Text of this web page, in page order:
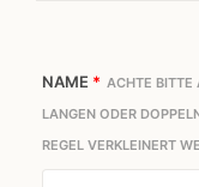
NAME * ACHTE BITTE
LANGEN ODER
EGEL VERKLEINERT